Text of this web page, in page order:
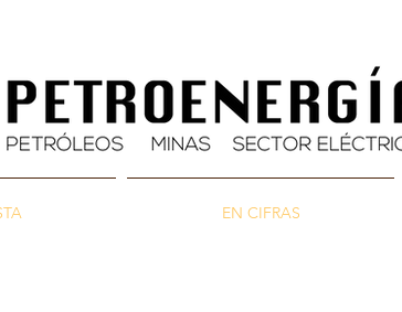
EN CIFRAS